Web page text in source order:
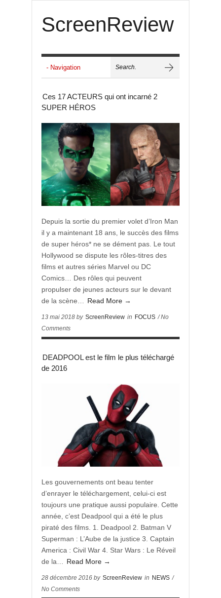
ScreenReview
Ces 17 ACTEURS qui ont incarné 2
SUPER HÉROS
Depuis la sortie du premier volet d’Iron Man
il y a maintenant 18 ans, le succès des films
de super héros* ne se dément pas. Le tout
Hollywood se dispute les rôles-titres des
films et autres séries Marvel ou DC
Comics… Des rôles qui peuvent
propulser de jeunes acteurs sur le devant
de la scène…
Read More →
13 mai 2018 by ScreenReview in FOCUS / No
Comments
DEADPOOL est le film le plus téléchargé
de 2016
Les gouvernements ont beau tenter
d’enrayer le téléchargement, celui-ci est
toujours une pratique aussi populaire. Cette
année, c’est Deadpool qui a été le plus
piraté des films. 1. Deadpool 2. Batman V
Superman : L’Aube de la justice 3. Captain
America : Civil War 4. Star Wars : Le Réveil
de la…
Read More →
28 décembre 2016 by ScreenReview in NEWS /
No Comments